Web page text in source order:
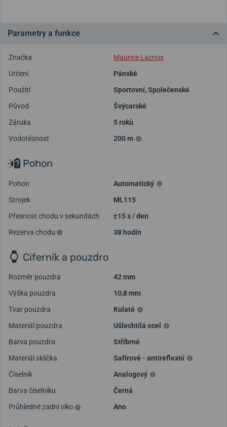
Parametry a funkce
Značka
Maurice Lacroix
Určení
Pánské
Použití
Sportovní,Společenské
Původ
Švýcarské
Záruka
5 roků
Vodotěsnost
200 m
Pohon
Pohon
Automatický
Strojek
ML115
Přesnost chodu v sekundách
±15 s / den
Rezerva chodu
38 hodin
Ciferník a pouzdro
Rozměr pouzdra
42 mm
Výška pouzdra
10,8 mm
Tvar pouzdra
Kulaté
Materiál pouzdra
Ušlechtilá ocel
Barva pouzdra
Stříbrné
Materiál sklíčka
Safírové - antireflexní
Číselník
Analogový
Barva číselníku
Černá
Průhledné zadní víko
Ano